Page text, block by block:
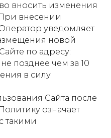
вносить изменения
внесении
уведомляет
новой
по адресу:
позднее чем за 10
в силу
Сайта после
означает
такими